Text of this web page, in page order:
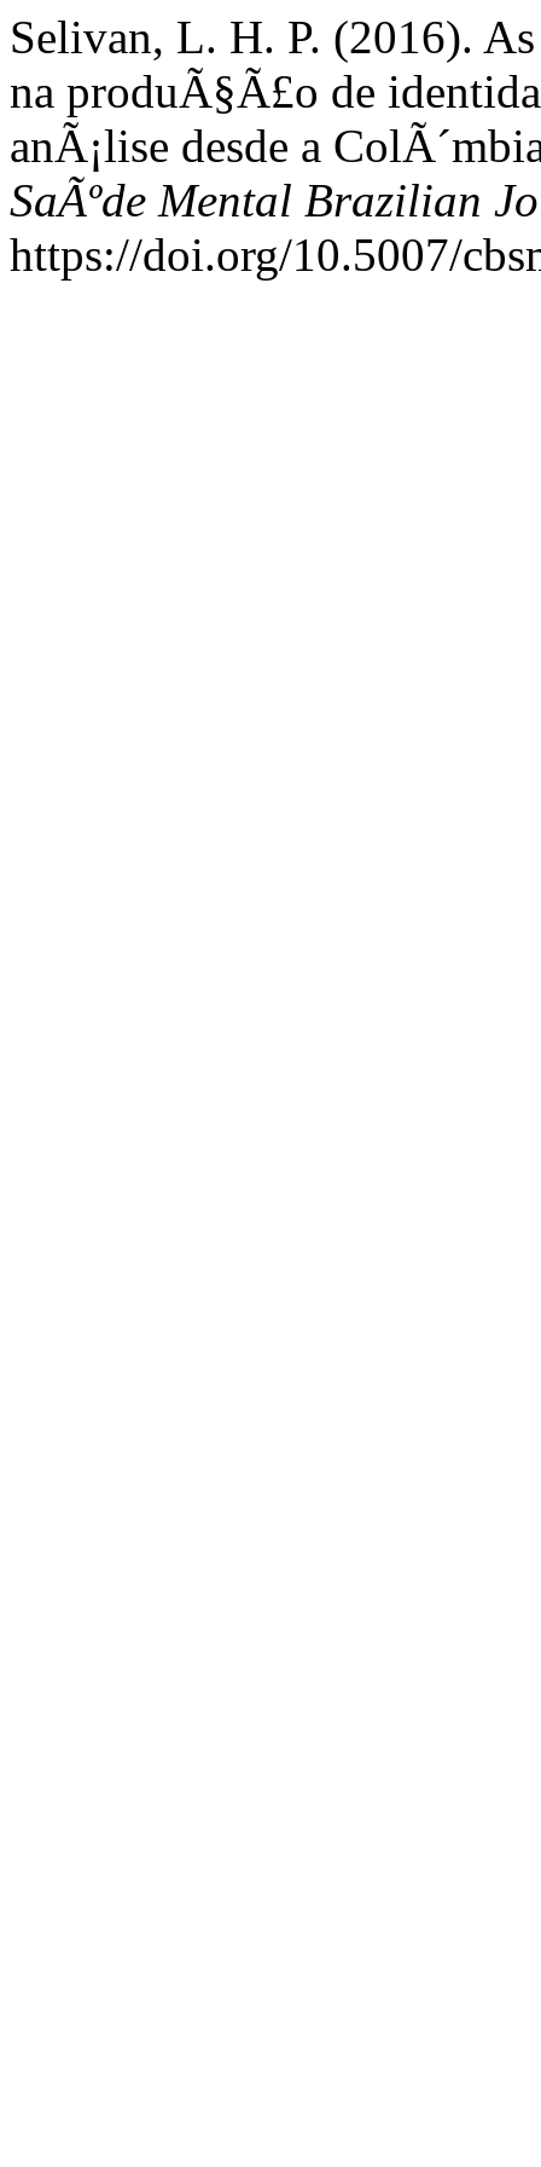
Selivan, L. H. P. (2016).
na produÃ§Ã£o de
anÃ¡lise desde a
SaÃºde Mental Brazilian
https://doi.org/10.5007/